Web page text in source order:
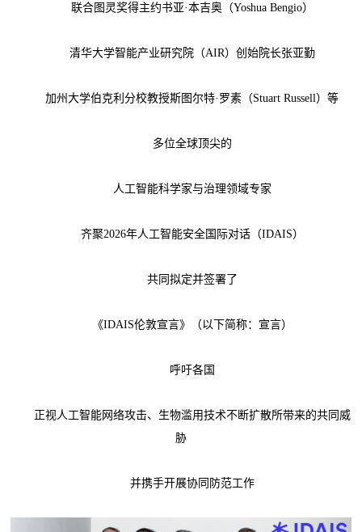
联合图灵奖得主约书亚·本吉奥（Yoshua Bengio）
清华大学智能产业研究院（AIR）创始院长张亚勤
加州大学伯克利分校教授斯图尔特·罗素（Stuart Russell）等
多位全球顶尖的
人工智能科学家与治理领域专家
齐聚2026年人工智能安全国际对话（IDAIS）
共同拟定并签署了
《IDAIS伦敦宣言》（以下简称：宣言）
呼吁各国
正视人工智能网络攻击、生物滥用技术不断扩散所带来的共同威
胁
并携手开展协同防范工作